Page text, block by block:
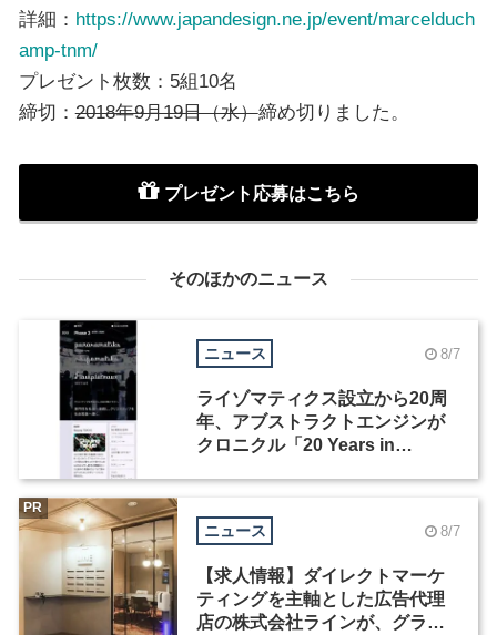
詳細： https://www.japandesign.ne.jp/event/marcelduch
amp-tnm/
プレゼント枚数：5組10名
締切：2018年9月19日（水）締め切りました。
プレゼント応募はこちら
そのほかのニュース
ニュース 8/7
ライゾマティクス設立から20周
年、アブストラクトエンジンが
クロニクル「20 Years in
ニュース 8/7
【求人情報】ダイレクトマーケ
ティングを主軸とした広告代理
店の株式会社ラインが、グラフ
PR